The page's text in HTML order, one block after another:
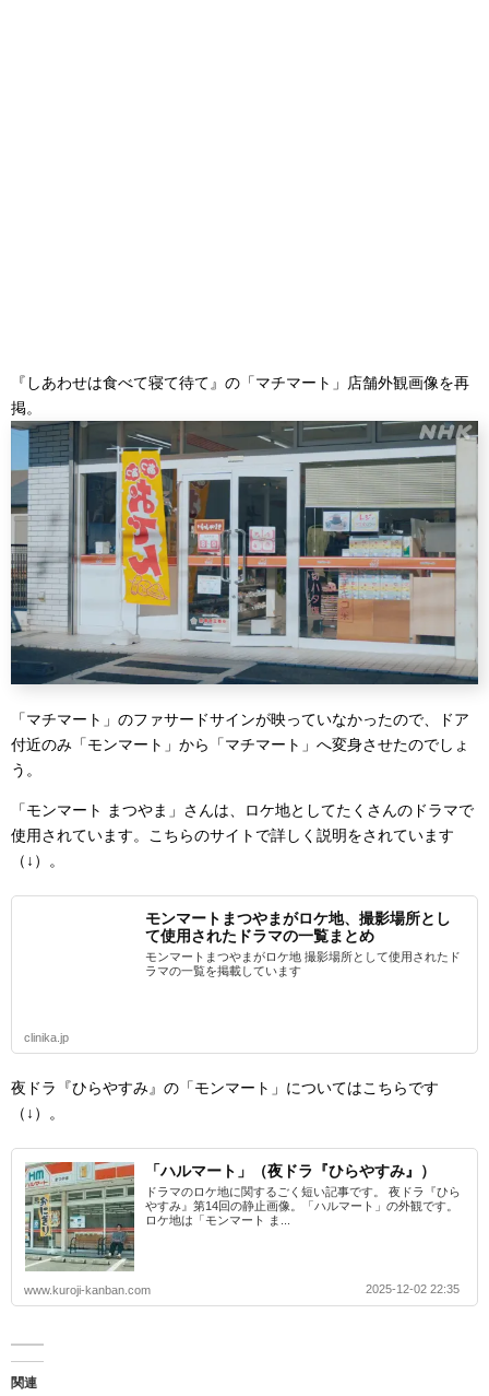
『しあわせは食べて寝て待て』の「マチマート」店舗外観画像を再
掲。
「マチマート」のファサードサインが映っていなかったので、ドア
付近のみ「モンマート」から「マチマート」へ変身させたのでしょ
う。
「モンマート まつやま」さんは、ロケ地としてたくさんのドラマで
使用されています。こちらのサイトで詳しく説明をされています
（↓）。
モンマートまつやまがロケ地、撮影場所とし
て使用されたドラマの一覧まとめ
モンマートまつやまがロケ地 撮影場所として使用されたド
ラマの一覧を掲載しています
clinika.jp
夜ドラ『ひらやすみ』の「モンマート」についてはこちらです
（↓）。
「ハルマート」（夜ドラ『ひらやすみ』）
ドラマのロケ地に関するごく短い記事です。 夜ドラ『ひら
やすみ』第14回の静止画像。「ハルマート」の外観です。
ロケ地は「モンマート ま...
www.kuroji-kanban.com 2025-12-02 22:35
関連